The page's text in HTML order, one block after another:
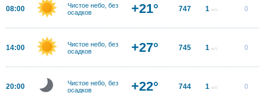
08:00
Чистое небо, без
осадков
+21° 747 1 м/с 0
14:00
Чистое небо, без
осадков
+27° 745 1 м/с 0
20:00
Чистое небо, без
осадков
+22° 744 1 м/с 0